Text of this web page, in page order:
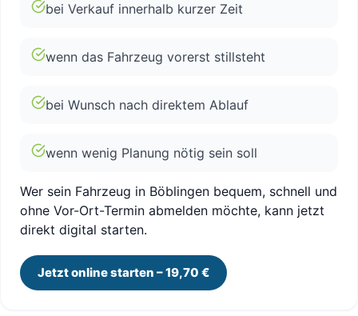
bei Verkauf innerhalb kurzer Zeit
wenn das Fahrzeug vorerst stillsteht
bei Wunsch nach direktem Ablauf
wenn wenig Planung nötig sein soll
Wer sein Fahrzeug in Böblingen bequem, schnell und
ohne Vor-Ort-Termin abmelden möchte, kann jetzt
direkt digital starten.
Jetzt online starten – 19,70 €